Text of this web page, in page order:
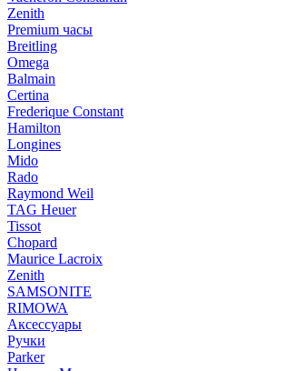
Zenith
Premium часы
Breitling
Omega
Balmain
Certina
Frederique Constant
Hamilton
Longines
Mido
Rado
Raymond Weil
TAG Heuer
Tissot
Chopard
Maurice Lacroix
Zenith
SAMSONITE
RIMOWA
Аксессуары
Ручки
Parker